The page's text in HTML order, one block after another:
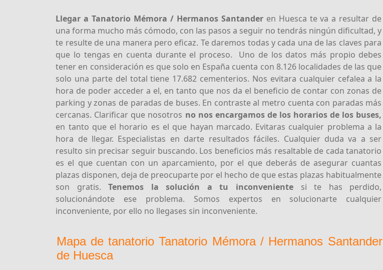
Llegar a Tanatorio Mémora / Hermanos Santanderen Huesca te va a resultar de
una forma mucho más cómodo, con las pasos a seguir no tendrás ningún dificultad, y
te resulte de una manera pero eficaz. Te daremos todas y cada una de las claves para
que lo tengas en cuenta durante el proceso. Uno de los datos más propio debes
tener en consideración es que solo en España cuenta con 8.126 localidades de las que
solo una parte del total tiene 17.682 cementerios. Nos evitara cualquier cefalea a la
hora de poder acceder a el, en tanto que nos da el beneficio de contar con zonas de
parking y zonas de paradas de buses. En contraste al metro cuenta con paradas más
cercanas. Clarificar que nosotros no nos encargamos de los horarios de los buses,
en tanto que el horario es el que hayan marcado. Evitaras cualquier problema a la
hora de llegar. Especialistas en darte resultados fáciles. Cualquier duda va a ser
resulto sin precisar seguir buscando. Los beneficios más resaltable de cada tanatorio
es el que cuentan con un aparcamiento, por el que deberás de asegurar cuantas
plazas disponen, deja de preocuparte por el hecho de que estas plazas habitualmente
son gratis.Tenemos la solución a tu inconveniente si te has perdido,
solucionándote ese problema. Somos expertos en solucionarte cualquier
inconveniente, por ello no llegases sin inconveniente.
Mapa de tanatorio Tanatorio Mémora / Hermanos Santander
de Huesca